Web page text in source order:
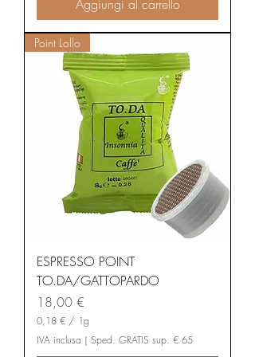
a
m
Aggiungi al carrello
Point Lollo
ESPRESSO POINT
TO.DA/GATTOPARDO
Prezzo
18,00 €
0,18 € / 1g
0
,IVA inclusa | Sped. GRATIS sup. € 65